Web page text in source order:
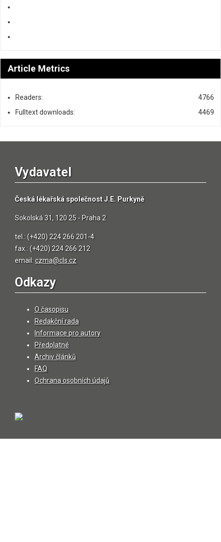
Article Metrics
Readers:
4766
Fulltext downloads:
4469
Vydavatel
Česká lékařská společnost J.E. Purkyně
Sokolská 31, 120 25 - Praha 2
tel.: (+420) 224 266 201-4
fax.: (+420) 224 266 212
email: czma@cls.cz
Odkazy
O časopisu
Redakční rada
Informace pro autory
Předplatné
Archiv článků
FAQ
Ochrana osobních údajů